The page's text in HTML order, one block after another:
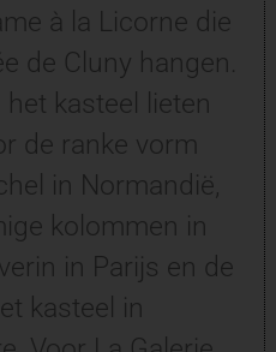
à la Licorne die
de Cluny hangen.
kasteel lieten
de ranke vorm
in Normandië,
kolommen in
in Parijs en de
kasteel in